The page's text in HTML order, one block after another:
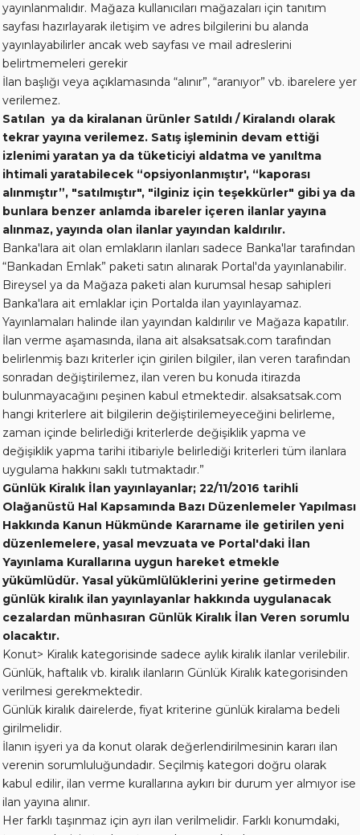
yayınlanmalıdır. Mağaza kullanıcıları mağazaları için tanıtım
sayfası hazırlayarak iletişim ve adres bilgilerini bu alanda
yayınlayabilirler ancak web sayfası ve mail adreslerini
belirtmemeleri gerekir
İlan başlığı veya açıklamasında “alınır”, “aranıyor” vb. ibarelere yer
verilemez.
Satılan ya da kiralanan ürünler Satıldı / Kiralandı olarak
tekrar yayına verilemez. Satış işleminin devam ettiği
izlenimi yaratan ya da tüketiciyi aldatma ve yanıltma
ihtimali yaratabilecek “opsiyonlanmıştır', “kaporası
alınmıştır”, "satılmıştır", "ilginiz için teşekkürler" gibi ya da
bunlara benzer anlamda ibareler içeren ilanlar yayına
alınmaz, yayında olan ilanlar yayından kaldırılır.
Banka'lara ait olan emlakların ilanları sadece Banka'lar tarafından
“Bankadan Emlak” paketi satın alınarak Portal'da yayınlanabilir.
Bireysel ya da Mağaza paketi alan kurumsal hesap sahipleri
Banka'lara ait emlaklar için Portalda ilan yayınlayamaz.
Yayınlamaları halinde ilan yayından kaldırılır ve Mağaza kapatılır.
İlan verme aşamasında, ilana ait alsaksatsak.com tarafından
belirlenmiş bazı kriterler için girilen bilgiler, ilan veren tarafından
sonradan değiştirilemez, ilan veren bu konuda itirazda
bulunmayacağını peşinen kabul etmektedir. alsaksatsak.com
hangi kriterlere ait bilgilerin değiştirilemeyeceğini belirleme,
zaman içinde belirlediği kriterlerde değişiklik yapma ve
değişiklik yapma tarihi itibariyle belirlediği kriterleri tüm ilanlara
uygulama hakkını saklı tutmaktadır.”
Günlük Kiralık İlan yayınlayanlar; 22/11/2016 tarihli
Olağanüstü Hal Kapsamında Bazı Düzenlemeler Yapılması
Hakkında Kanun Hükmünde Kararname ile getirilen yeni
düzenlemelere, yasal mevzuata ve Portal'daki İlan
Yayınlama Kurallarına uygun hareket etmekle
yükümlüdür. Yasal yükümlülüklerini yerine getirmeden
günlük kiralık ilan yayınlayanlar hakkında uygulanacak
cezalardan münhasıran Günlük Kiralık İlan Veren sorumlu
olacaktır.
Konut> Kiralık kategorisinde sadece aylık kiralık ilanlar verilebilir.
Günlük, haftalık vb. kiralık ilanların Günlük Kiralık kategorisinden
verilmesi gerekmektedir.
Günlük kiralık dairelerde, fiyat kriterine günlük kiralama bedeli
girilmelidir.
İlanın işyeri ya da konut olarak değerlendirilmesinin kararı ilan
verenin sorumluluğundadır. Seçilmiş kategori doğru olarak
kabul edilir, ilan verme kurallarına aykırı bir durum yer almıyor ise
ilan yayına alınır.
Her farklı taşınmaz için ayrı ilan verilmelidir. Farklı konumdaki,